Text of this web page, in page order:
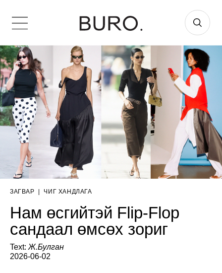
ЗАГВАР ЧИГ ХАНДЛАГА
Нам өсгийтэй Flip-Flop
сандаал өмсөх зориг
Text: Ж.Булган
2026-06-02